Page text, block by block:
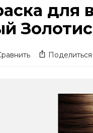
для
Поделиться